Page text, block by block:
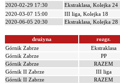
2020-02-29 17:30
Ekstraklasa, Kolejka 24
2020-03-07 15:00
III liga, Kolejka 18
2020-06-05 20:30
Ekstraklasa, Kolejka 28
drużyna rozgr.
Górnik Zabrze
Ekstraklasa
Górnik Zabrze
PP
Górnik Zabrze
RAZEM
Górnik II Zabrze
III liga
Górnik II Zabrze
RAZEM